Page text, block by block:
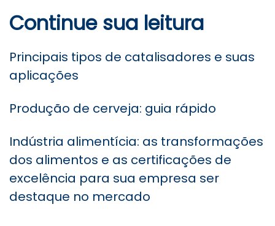
Continue sua leitura
Principais tipos de catalisadores e suas
aplicações
Produção de cerveja: guia rápido
Indústria alimentícia: as transformações
dos alimentos e as certificações de
excelência para sua empresa ser
destaque no mercado